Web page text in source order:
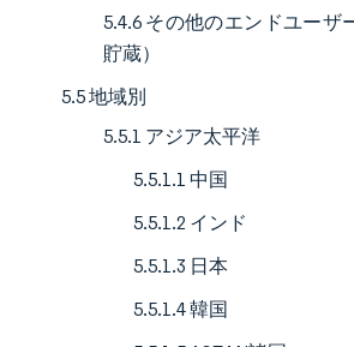
5.4.6 その他のエンドユーザ
貯蔵）
5.5 地域別
5.5.1 アジア太平洋
5.5.1.1 中国
5.5.1.2 インド
5.5.1.3 日本
5.5.1.4 韓国